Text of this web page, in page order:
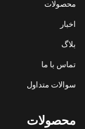
محصولات
اخبار
بلاگ
تماس با ما
سوالات متداول
محصولات